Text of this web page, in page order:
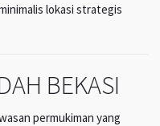
lokasi strategis
BEKASI
permukiman yang